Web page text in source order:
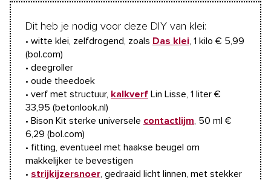
Dit heb je nodig voor deze DIY van klei:
• witte klei, zelfdrogend, zoals Das klei, 1 kilo € 5,99
(bol.com)
• deegroller
• oude theedoek
• verf met structuur, kalkverf Lin Lisse, 1 liter €
33,95 (betonlook.nl)
• Bison Kit sterke universele contactlijm, 50 ml €
6,29 (bol.com)
• fitting, eventueel met haakse beugel om
makkelijker te bevestigen
• strijkijzersnoer, gedraaid licht linnen, met stekker